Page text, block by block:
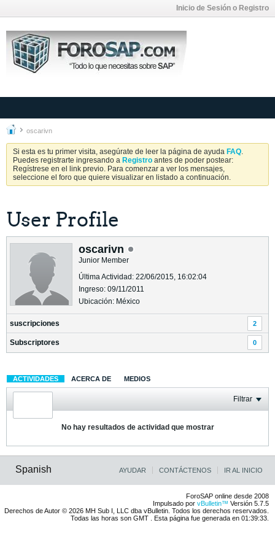
Inicio de Sesión o Registro
oscarivn
Si esta es tu primer visita, asegúrate de leer la página de ayuda FAQ.
Puedes registrarte ingresando a Registro antes de poder postear:
Regístrese en el link previo. Para comenzar a ver los mensajes,
seleccione el foro que quiere visualizar en listado a continuación.
User Profile
oscarivn
Junior Member
Última Actividad: 22/06/2015, 16:02:04
Ingreso: 09/11/2011
Ubicación: México
suscripciones 2
Subscriptores 0
ACTIVIDADES ACERCA DE MEDIOS
Filtrar
No hay resultados de actividad que mostrar
Spanish AYUDAR CONTÁCTENOS IR AL INICIO
ForoSAP online desde 2008
Impulsado por vBulletin™ Versión 5.7.5
Derechos de Autor © 2026 MH Sub I, LLC dba vBulletin. Todos los derechos reservados.
Todas las horas son GMT . Esta página fue generada en 01:39:33.